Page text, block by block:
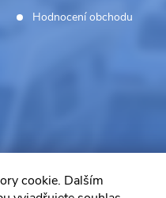
cookie. Dalším
Hodnocení obchodu